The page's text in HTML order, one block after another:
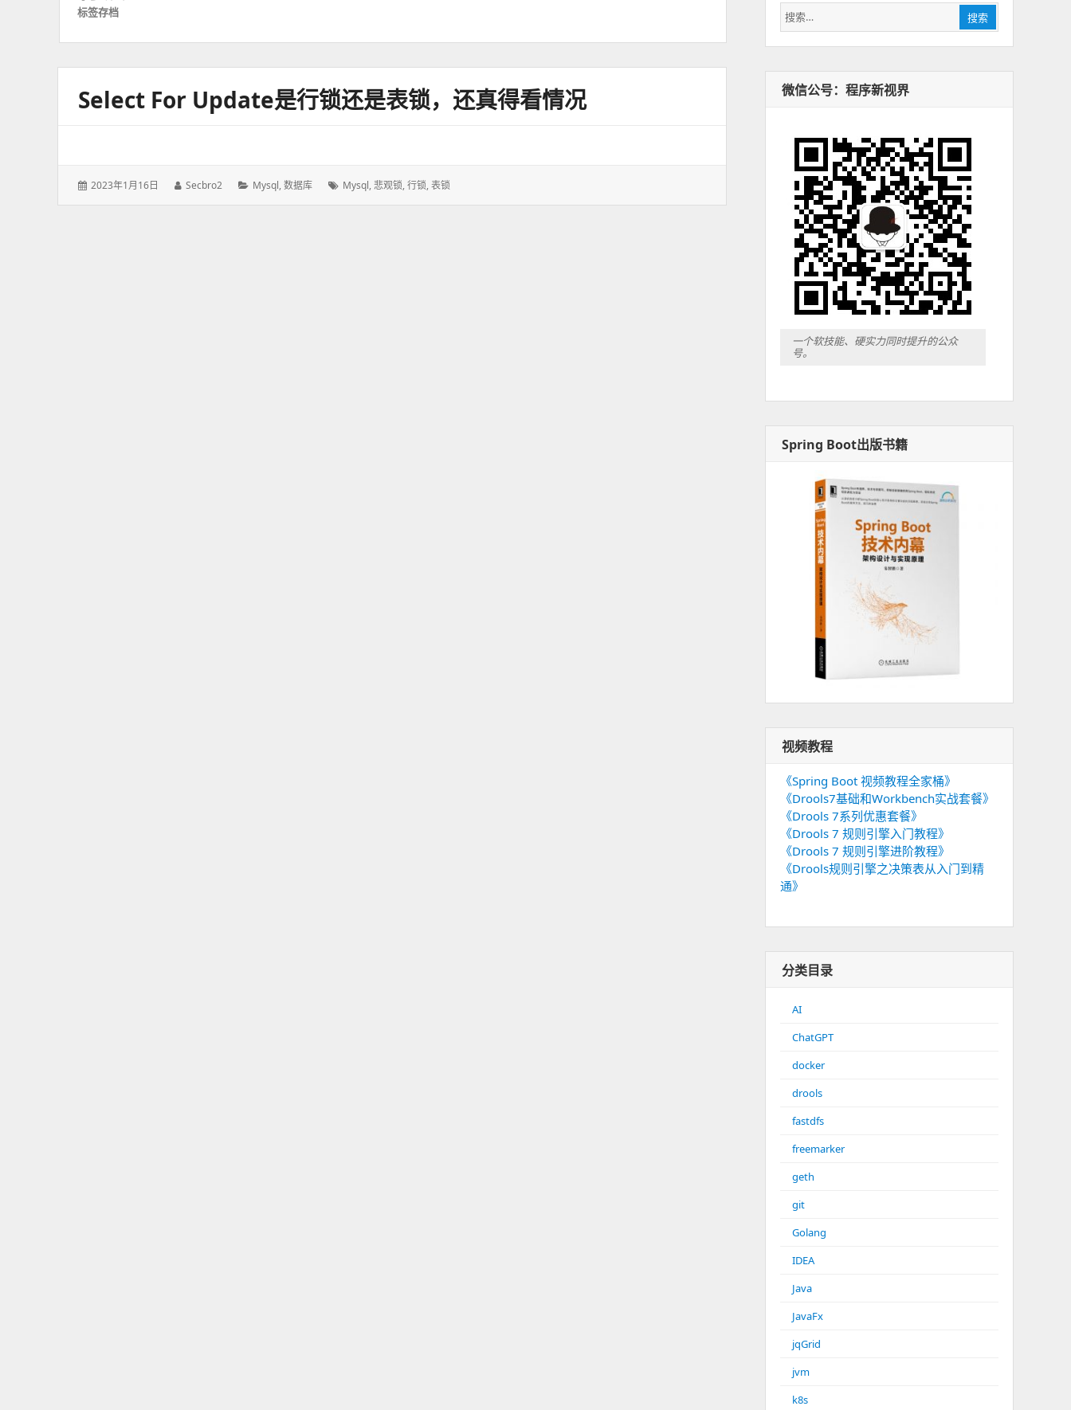
标签存档
Select For Update是行锁还是表锁，还真得看情况
发
2023年1月16日
作
Secbro2
分
Mysql,数据库
标
Mysql, 悲观锁,行锁,表锁
搜
索：
搜索
微信公号：程序新视界
一个软技能、硬实力同时提升的公众
号。
Spring Boot出版书籍
视频教程
《Spring Boot 视频教程全家桶》
《Drools7基础和Workbench实战套餐》
《Drools 7系列优惠套餐》
《Drools 7 规则引擎入门教程》
《Drools 7 规则引擎进阶教程》
《Drools规则引擎之决策表从入门到精
通》
分类目录
AI
ChatGPT
docker
drools
fastdfs
freemarker
geth
git
Golang
IDEA
Java
JavaFx
jqGrid
jvm
k8s